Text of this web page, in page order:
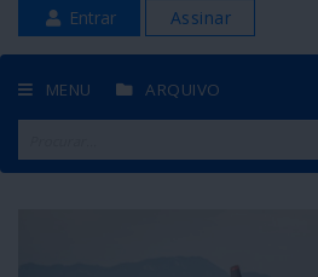
Entrar Assinar
MENU ARQUIVO